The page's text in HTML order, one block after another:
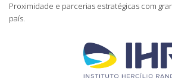
Proximidade e parcerias estratégicas com
país.